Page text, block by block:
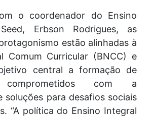
o coordenador do Ensino
Erbson Rodrigues, as
estão alinhadas à
Comum Curricular (BNCC) e
central a formação de
comprometidos com a
soluções para desafios sociais
“A política do Ensino Integral